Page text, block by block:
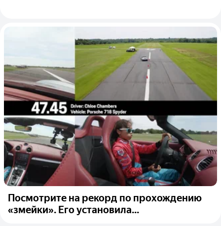
Посмотрите на рекорд по прохождению
«змейки». Его установила...